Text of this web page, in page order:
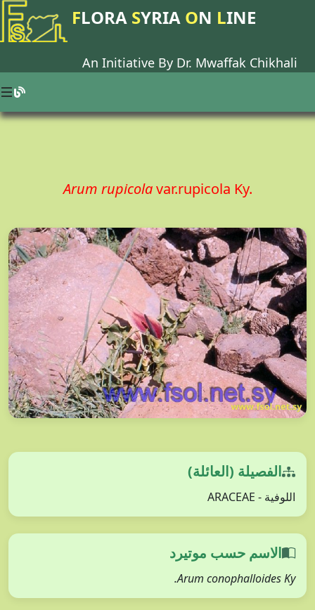
FLORA SYRIA ON LINE
An Initiative By Dr. Mwaffak Chikhali
Arum rupicolavar.rupicola Ky.
الفصيلة (العائلة)
اللوفية - ARACEAE
الاسم حسب موتيرد
Arum conophalloides Ky.